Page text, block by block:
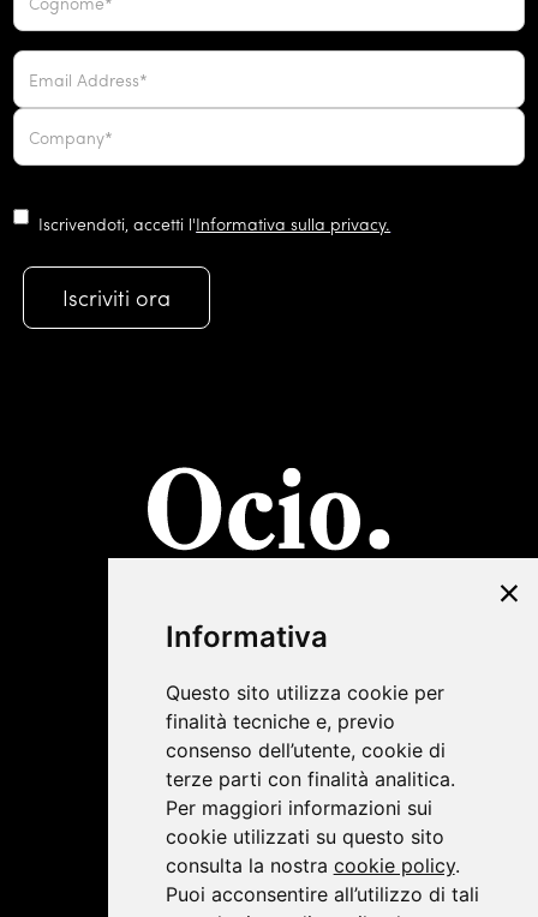
Informativa
Questo sito utilizza cookie per
finalità tecniche e, previo
consenso dell’utente, cookie di
terze parti con finalità analitica.
Per maggiori informazioni sui
cookie utilizzati su questo sito
consulta la nostra cookie policy.
Puoi acconsentire all’utilizzo di tali
Iscrivendoti, accetti l'Informativa sulla privacy.
Privacy Policy | Cookie Policy